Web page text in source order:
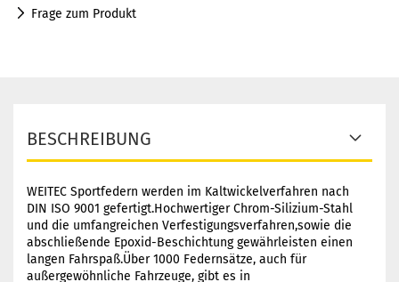
Frage zum Produkt
BESCHREIBUNG
WEITEC Sportfedern werden im Kaltwickelverfahren nach
DIN ISO 9001 gefertigt.Hochwertiger Chrom-Silizium-Stahl
und die umfangreichen Verfestigungsverfahren,sowie die
abschließende Epoxid-Beschichtung gewährleisten einen
langen Fahrspaß.Über 1000 Federnsätze, auch für
außergewöhnliche Fahrzeuge, gibt es in